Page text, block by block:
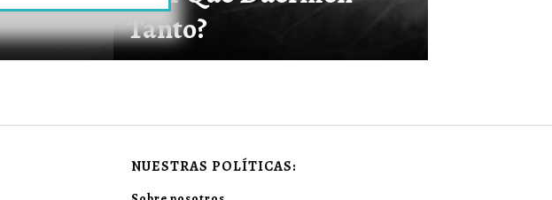
Tanto?
NUESTRAS POLÍTICAS: